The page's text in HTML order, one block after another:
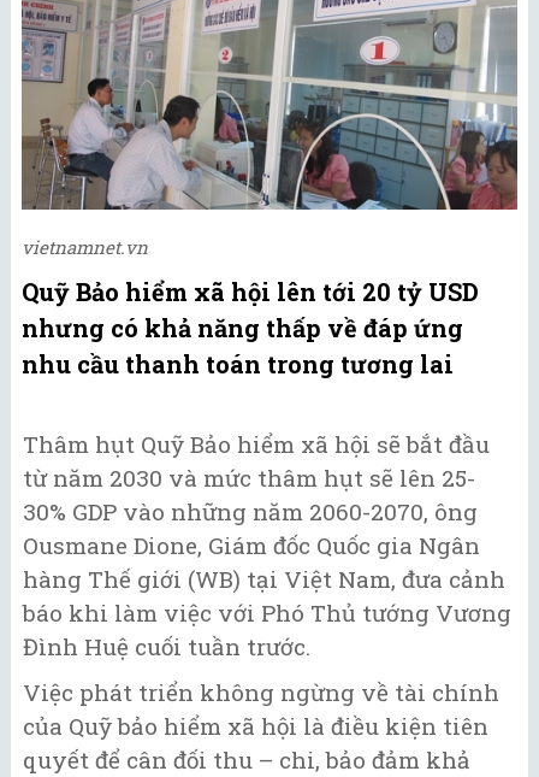
vietnamnet.vn
Quỹ Bảo hiểm xã hội lên tới 20 tỷ USD
nhưng có khả năng thấp về đáp ứng
nhu cầu thanh toán trong tương lai
Thâm hụt Quỹ Bảo hiểm xã hội sẽ bắt đầu
từ năm 2030 và mức thâm hụt sẽ lên 25-
30% GDP vào những năm 2060-2070, ông
Ousmane Dione, Giám đốc Quốc gia Ngân
hàng Thế giới (WB) tại Việt Nam, đưa cảnh
báo khi làm việc với Phó Thủ tướng Vương
Đình Huệ cuối tuần trước.
Việc phát triển không ngừng về tài chính
của Quỹ bảo hiểm xã hội là điều kiện tiên
quyết để cân đối thu – chi, bảo đảm khả